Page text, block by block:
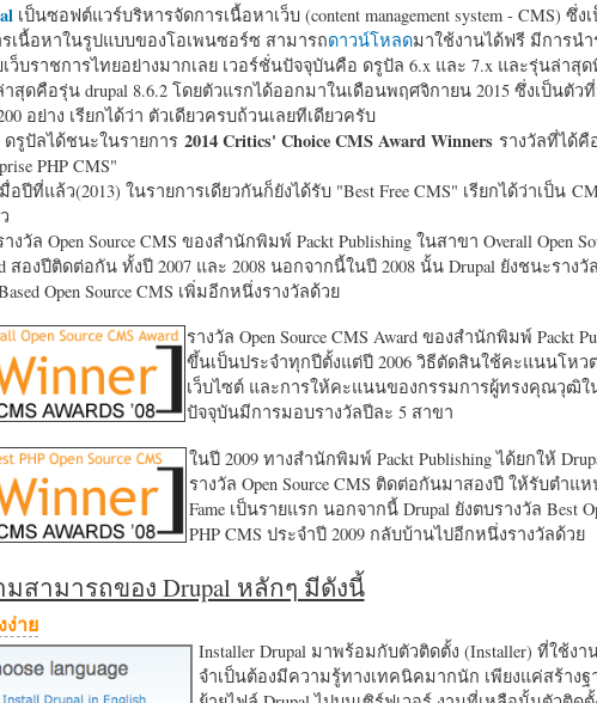
เป็นซอฟต์แวร์บริหารจัดการเนื้อหาเว็บ (content management system - CMS) ซึ่ง
เนื้อหาในรูปแบบของโอเพนซอร์ซ สามารถดาวน์โหลดมาใช้งานได้ฟรี มีการน
ว็บราชการไทยอย่างมากเลย เวอร์ชั่นปัจจุบันคือ ดรูปัล 6.x และ 7.x และรุ่นล่าสุด
สุดคือรุ่น drupal 8.6.2 โดยตัวแรกได้ออกมาในเดือนพฤศจิกายน 2015 ซึ่งเป็นตั
อย่าง เรียกได้ว่า ตัวเดียวครบถ้วนเลยทีเดียวครับ
ลได้ชนะในรายการ 2014 Critics' Choice CMS Award Winners รางวัลที่ได้คื
PHP CMS"
อปีที่แล้ว(2013) ในรายการเดียวกันก็ยังได้รับ "Best Free CMS" เรียกได้ว่าเป็น
งวัล Open Source CMS ของสำนักพิมพ์ Packt Publishing ในสาขา Overall Open
สองปีติดต่อกัน ทั้งปี 2007 และ 2008 นอกจากนี้ในปี 2008 นั้น Drupal ยังชนะรางวั
Open Source CMS เพิ่มอีกหนึ่งรางวัลด้วย
รางวัล Open Source CMS Award ของสำนักพิมพ์ Packt
ขึ้นเป็นประจำทุกปีตั้งแต่ปี 2006 วิธีตัดสินใช้คะแนนโหว
เว็บไซต์ และการให้คะแนนของกรรมการผู้ทรงคุณวุฒิใ
ปัจจุบันมีการมอบรางวัลปีละ 5 สาขา
ในปี 2009 ทางสำนักพิมพ์ Packt Publishing ได้ยกให้
รางวัล Open Source CMS ติดต่อกันมาสองปี ให้รับตำแ
Fame เป็นรายแรก นอกจากนี้ Drupal ยังตบรางวัล Best
PHP CMS ประจำปี 2009 กลับบ้านไปอีกหนึ่งรางวัลด้วย
สามารถของ Drupal หลักๆ มีดังนี้
ง่าย
Installer Drupal มาพร้อมกับตัวติดตั้ง (Installer) ที่ใช้งา
จำเป็นต้องมีความรู้ทางเทคนิคมากนัก เพียงแค่สร้าง